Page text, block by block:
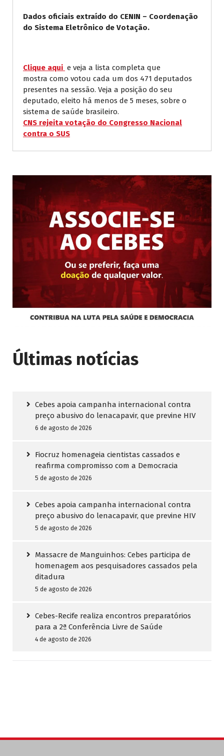
Dados oficiais extraído do CENIN – Coordenação
do Sistema Eletrônico de Votação.
Clique aqui e veja a lista completa que
mostra como votou cada um dos 471 deputados
presentes na sessão. Veja a posição do seu
deputado, eleito há menos de 5 meses, sobre o
sistema de saúde brasileiro.
CNS rejeita votação do Congresso Nacional
contra o SUS
Últimas notícias
Cebes apoia campanha internacional contra
preço abusivo do lenacapavir, que previne HIV
6 de agosto de 2026
Fiocruz homenageia cientistas cassados e
reafirma compromisso com a Democracia
5 de agosto de 2026
Cebes apoia campanha internacional contra
preço abusivo do lenacapavir, que previne HIV
5 de agosto de 2026
Massacre de Manguinhos: Cebes participa de
homenagem aos pesquisadores cassados pela
ditadura
5 de agosto de 2026
Cebes-Recife realiza encontros preparatórios
para a 2ª Conferência Livre de Saúde
4 de agosto de 2026